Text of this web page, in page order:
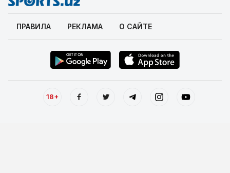
ПРАВИЛА РЕКЛАМА О САЙТЕ
18+